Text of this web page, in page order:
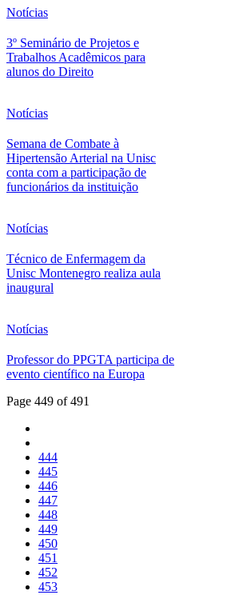
Notícias
3º Seminário de Projetos e
Trabalhos Acadêmicos para
alunos do Direito
Notícias
Semana de Combate à
Hipertensão Arterial na Unisc
conta com a participação de
funcionários da instituição
Notícias
Técnico de Enfermagem da
Unisc Montenegro realiza aula
inaugural
Notícias
Professor do PPGTA participa de
evento científico na Europa
Page 449 of 491
444
445
446
447
448
449
450
451
452
453